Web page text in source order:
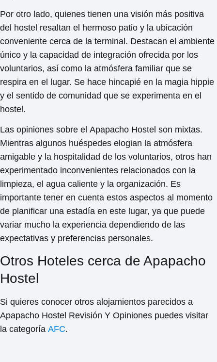
Por otro lado, quienes tienen una visión más positiva
del hostel resaltan el hermoso patio y la ubicación
conveniente cerca de la terminal. Destacan el ambiente
único y la capacidad de integración ofrecida por los
voluntarios, así como la atmósfera familiar que se
respira en el lugar. Se hace hincapié en la magia hippie
y el sentido de comunidad que se experimenta en el
hostel.
Las opiniones sobre el Apapacho Hostel son mixtas.
Mientras algunos huéspedes elogian la atmósfera
amigable y la hospitalidad de los voluntarios, otros han
experimentado inconvenientes relacionados con la
limpieza, el agua caliente y la organización. Es
importante tener en cuenta estos aspectos al momento
de planificar una estadía en este lugar, ya que puede
variar mucho la experiencia dependiendo de las
expectativas y preferencias personales.
Otros Hoteles cerca de Apapacho
Hostel
Si quieres conocer otros alojamientos parecidos a
Apapacho Hostel Revisión Y Opiniones puedes visitar
la categoría AFC.